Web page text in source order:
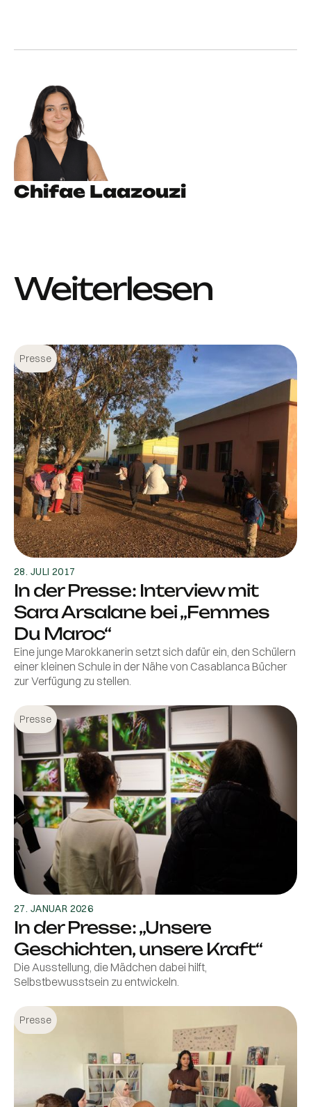
Chifae Laazouzi
Weiterlesen
Presse
28. JULI 2017
In der Presse: Interview mit
Sara Arsalane bei „Femmes
Du Maroc“
Eine junge Marokkanerin setzt sich dafür ein, den Schülern
einer kleinen Schule in der Nähe von Casablanca Bücher
zur Verfügung zu stellen.
Presse
27. JANUAR 2026
In der Presse: „Unsere
Geschichten, unsere Kraft“
Die Ausstellung, die Mädchen dabei hilft,
Selbstbewusstsein zu entwickeln.
Presse